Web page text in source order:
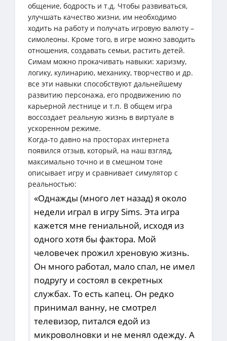
общение, бодрость и т.д. Чтобы развиваться,
улучшать качество жизни, им необходимо
ходить на работу и получать игровую валюту –
симолеоны. Кроме того, в игре можно заводить
отношения, создавать семьи, растить детей.
Симам можно прокачивать навыки: харизму,
логику, кулинарию, механику, творчество и др.
все эти навыки способствуют дальнейшему
развитию персонажа, его продвижению по
карьерной лестнице и т.п. В общем игра
воссоздает реальную жизнь в виртуале в
ускоренном режиме.
Когда-то давно на просторах интернета
появился отзыв, который, на наш взгляд,
максимально точно и в смешном тоне
описывает игру и сравнивает симулятор с
реальностью:
«Однажды (много лет назад) я около
недели играл в игру Sims. Эта игра
кажется мне гениальной, исходя из
одного хотя бы фактора. Мой
человечек прожил хреновую жизнь.
Он много работал, мало спал, не имел
подругу и состоял в секретных
службах. То есть капец. Он редко
принимал ванну, не смотрел
телевизор, питался едой из
микроволновки и не менял одежду. А